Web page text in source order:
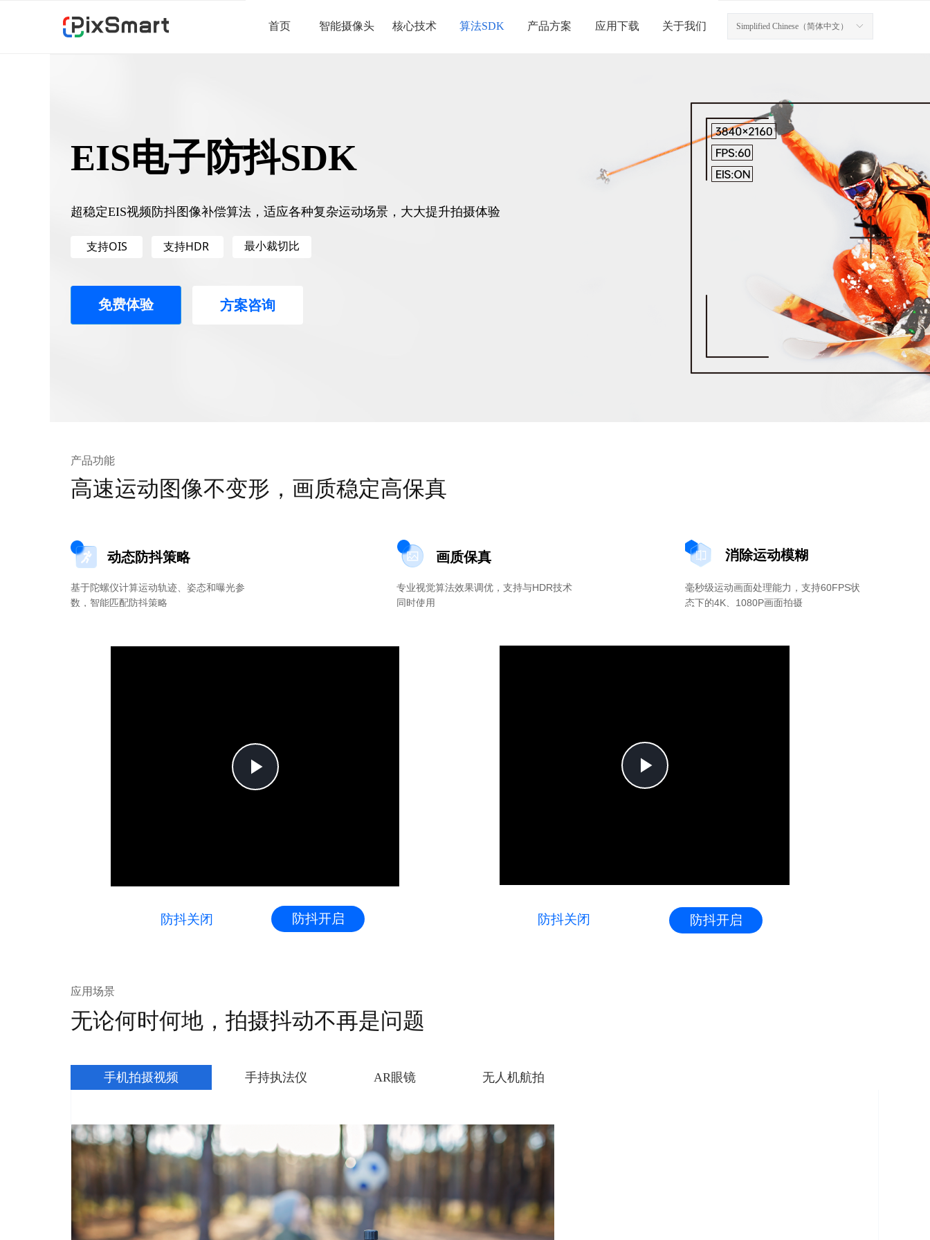
首页 智能摄像头 核心技术 算法SDK 产品方案 应用下载 关于我们 ꀅ
Simplified Chinese（简体中文）
EIS电子防抖SDK
超稳定EIS视频防抖图像补偿算法，适应各种复杂运动场景，大大提升拍摄体验
支持HDR 最小裁切比
免费体验 方案咨询
产品功能
高速运动图像不变形，画质稳定高保真
动态防抖策略
基于陀螺仪计算运动轨迹、姿态和曝光参
数，智能匹配防抖策略
专业视觉算法效果调优，支持与HDR技术
同时使用
画质保真
毫秒级运动画面处理能力，支持60FPS状
态下的4K、1080P画面拍摄
消除运动模糊
Play
防抖关闭 防抖开启
Play
防抖关闭 防抖开启
应用场景
无论何时何地，拍摄抖动不再是问题
手机拍摄视频 手持执法仪 AR眼镜 无人机航拍
支持OIS